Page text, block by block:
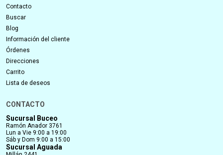
Contacto
Buscar
Blog
Información del cliente
Órdenes
Direcciones
Carrito
Lista de deseos
CONTACTO
Sucursal Buceo
Ramón Anador 3761
Lun a Vie 9:00 a 19:00
Sáb y Dom 9:00 a 15:00
Sucursal Aguada